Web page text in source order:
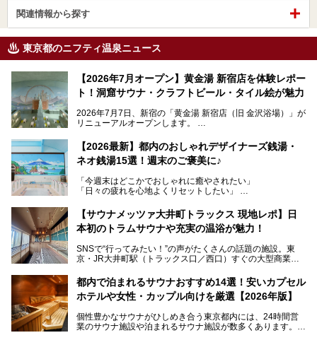
関連情報から探す
東京都のニフティ温泉ニュース
【2026年7月オープン】黄金湯 新宿店を体験レポー
ト！洞窟サウナ・クラフトビール・タイル絵が魅力
2026年7月7日、新宿の「黄金湯 新宿店（旧 金沢浴場）」が
リニューアルオープンします。
レトロでノスタルジックなタイル絵はそのまま、昔からここ
を知る地元の人にも、新しく足を運んでくれる人にも愛され
る、今の時代の"銭湯"として生まれ変わりました。洞窟のよ
ビアバーなど、新しく登場したスポットも併せて紹介しま
す。充実した設備があるのに、基本の入浴料が銭湯価格の5
【2026最新】都内のおしゃれデザイナーズ銭湯・
ネオ銭湯15選！週末のご褒美に♪
「今週末はどこかでおしゃれに癒やされたい」
「日々の疲れを心地よくリセットしたい」
となっている新しいスタイルの銭湯です。
最近、SNSやメディアで「デザイナーズ銭湯」や「ネオ銭
本記事では、そもそもこれらがどんな銭湯なのか、その気に
いおしゃれな名店15選を、おすすめの順番で一挙にご紹介
します。
【サウナメッツァ大井町トラックス 現地レポ】日
本初のトラムサウナや充実の温浴が魅力！
SNSで“行ってみたい！”の声がたくさんの話題の施設。東
京・JR大井町駅（トラックス口／西口）すぐの大型商業施
ツァ大井町トラックス」がニューオープン。施設の様子をレ
ポ―トします。
都内で泊まれるサウナおすすめ14選！安いカプセル
ホテルや女性・カップル向けを厳選【2026年版】
個性豊かなサウナがひしめき合う東京都内には、24時間営
業のサウナ施設や泊まれるサウナ施設が数多くあります。